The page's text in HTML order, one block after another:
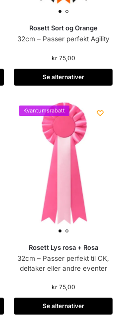
Rosett Sort og Orange
32cm – Passer perfekt Agility
kr75,00
Se alternativer
Kvantumsrabatt
Rosett Lys rosa + Rosa
32cm – Passer perfekt til CK,
deltaker eller andre eventer
kr75,00
Se alternativer